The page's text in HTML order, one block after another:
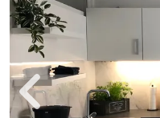
Zurück